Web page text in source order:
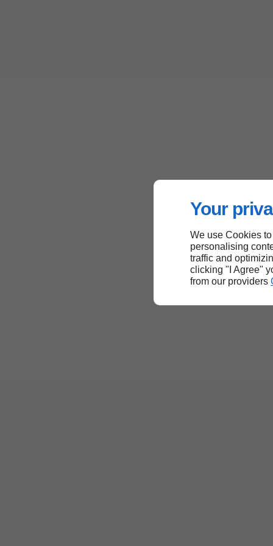
Your
We use Cookies
personalising
traffic and
clicking "I Agree"
from our providers